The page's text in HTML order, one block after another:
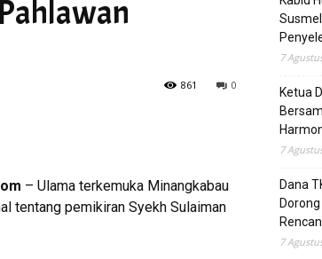
0
861
– Ulama terkemuka Minangkabau
tentang pemikiran Syekh Sulaiman
7
Ketua
7
Dana
7